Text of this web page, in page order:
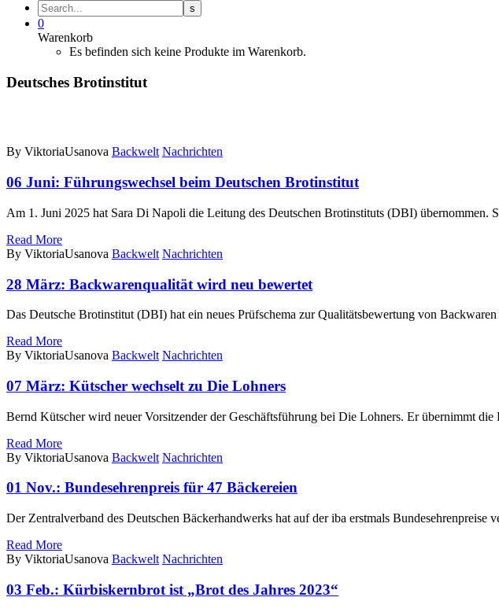
0
Warenkorb
Es befinden sich keine Produkte im Warenkorb.
Deutsches Brotinstitut
By ViktoriaUsanova Backwelt Nachrichten
06 Juni: Führungswechsel beim Deutschen Brotinstitut
Am 1. Juni 2025 hat Sara Di Napoli die Leitung des Deutschen Brotinstituts (DBI) übernommen.
Read More
By ViktoriaUsanova Backwelt Nachrichten
28 März: Backwarenqualität wird neu bewertet
Das Deutsche Brotinstitut (DBI) hat ein neues Prüfschema zur Qualitätsbewertung von
Read More
By ViktoriaUsanova Backwelt Nachrichten
07 März: Kütscher wechselt zu Die Lohners
Bernd Kütscher wird neuer Vorsitzender der Geschäftsführung bei Die Lohners. Er übernimmt
Read More
By ViktoriaUsanova Backwelt Nachrichten
01 Nov.: Bundesehrenpreis für 47 Bäckereien
Der Zentralverband des Deutschen Bäckerhandwerks hat auf der iba erstmals
Read More
By ViktoriaUsanova Backwelt Nachrichten
03 Feb.: Kürbiskernbrot ist „Brot des Jahres 2023“